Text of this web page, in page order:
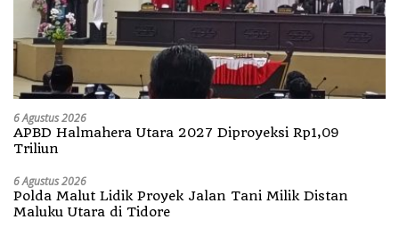
6 Agustus 2026
APBD Halmahera Utara 2027 Diproyeksi Rp1,09
Triliun
6 Agustus 2026
Polda Malut Lidik Proyek Jalan Tani Milik Distan
Maluku Utara di Tidore